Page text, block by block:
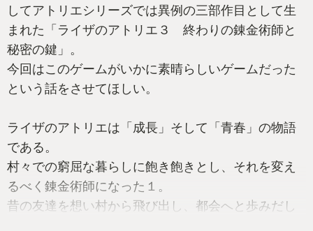
してアトリエシリーズでは異例の三部作目として生
まれた「ライザのアトリエ３ 終わりの錬金術師と
秘密の鍵」。
今回はこのゲームがいかに素晴らしいゲームだった
という話をさせてほしい。
ライザのアトリエは「成長」そして「青春」の物語
である。
村々での窮屈な暮らしに飽き飽きとし、それを変え
るべく錬金術師になった１。
昔の友達を想い村から飛び出し、都会へと歩みだし